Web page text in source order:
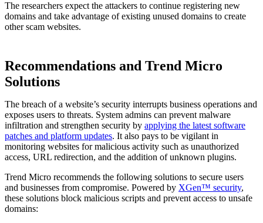
The researchers expect the attackers to continue registering new
domains and take advantage of existing unused domains to create
other scam websites.
Recommendations and Trend Micro
Solutions
The breach of a website’s security interrupts business operations and
exposes users to threats. System admins can prevent malware
infiltration and strengthen security by applying the latest software
patches and platform updates. It also pays to be vigilant in
monitoring websites for malicious activity such as unauthorized
access, URL redirection, and the addition of unknown plugins.
Trend Micro recommends the following solutions to secure users
and businesses from compromise. Powered by XGen™ security,
these solutions block malicious scripts and prevent access to unsafe
domains: